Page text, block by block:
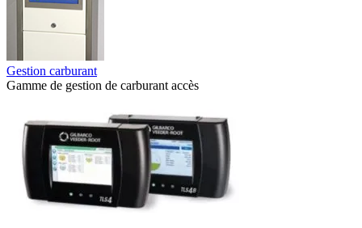
Gestion carburant
Gamme de gestion de carburant accès